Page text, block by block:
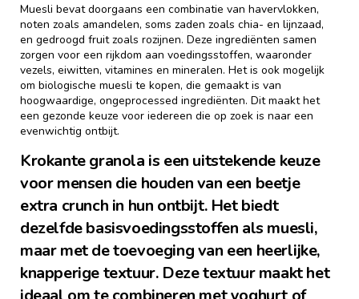
Muesli bevat doorgaans een combinatie van havervlokken,
noten zoals amandelen, soms zaden zoals chia- en lijnzaad,
en gedroogd fruit zoals rozijnen. Deze ingrediënten samen
zorgen voor een rijkdom aan voedingsstoffen, waaronder
vezels, eiwitten, vitamines en mineralen. Het is ook mogelijk
om biologische muesli te kopen, die gemaakt is van
hoogwaardige, ongeprocessed ingrediënten. Dit maakt het
een gezonde keuze voor iedereen die op zoek is naar een
evenwichtig ontbijt.
Krokante granola is een uitstekende keuze
voor mensen die houden van een beetje
extra crunch in hun ontbijt. Het biedt
dezelfde basisvoedingsstoffen als muesli,
maar met de toevoeging van een heerlijke,
knapperige textuur. Deze textuur maakt het